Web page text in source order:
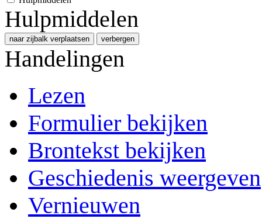
Hulpmiddelen
naar zijbalk verplaatsen verbergen
Handelingen
Lezen
Formulier bekijken
Brontekst bekijken
Geschiedenis weergeven
Vernieuwen